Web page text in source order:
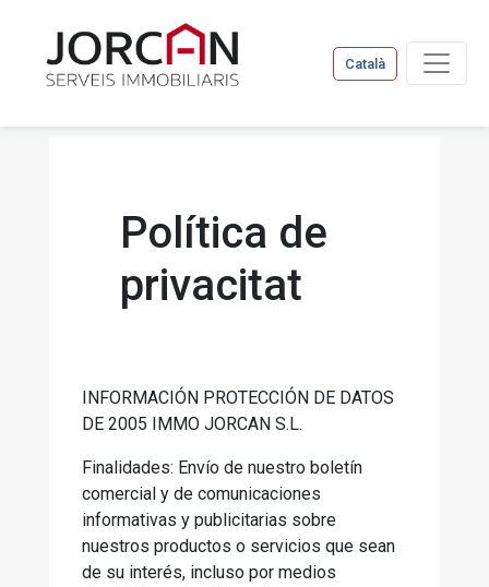
Català
Política de
privacitat
INFORMACIÓN PROTECCIÓN DE DATOS
DE 2005 IMMO JORCAN S.L.
Finalidades: Envío de nuestro boletín
comercial y de comunicaciones
informativas y publicitarias sobre
nuestros productos o servicios que sean
de su interés, incluso por medios